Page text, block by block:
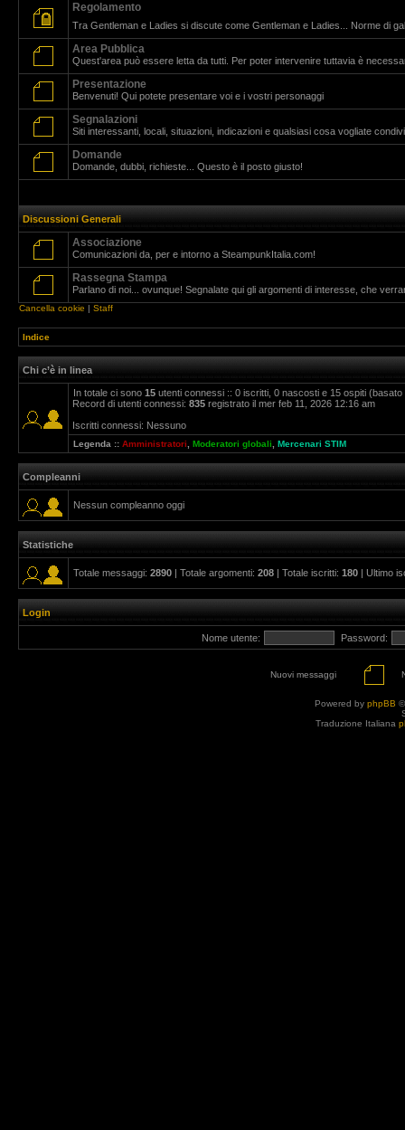
Regolamento
Tra Gentleman e Ladies si discute come Gentleman e Ladies... Norme di
Area Pubblica
Quest'area può essere letta da tutti. Per poter intervenire tuttavia è
Presentazione
Benvenuti! Qui potete presentare voi e i vostri personaggi
Segnalazioni
Siti interessanti, locali, situazioni, indicazioni e qualsiasi cosa vogliate
Domande
Domande, dubbi, richieste... Questo è il posto giusto!
Discussioni Generali
Associazione
Comunicazioni da, per e intorno a SteampunkItalia.com!
Rassegna Stampa
Parlano di noi... ovunque! Segnalate qui gli argomenti di interesse, che
Cancella cookie | Staff
Indice
Chi c’è in linea
In totale ci sono 15 utenti connessi :: 0 iscritti, 0 nascosti e 15 ospiti (basato
Record di utenti connessi: 835 registrato il mer feb 11, 2026 12:16 am
Iscritti connessi: Nessuno
Legenda :: Amministratori Moderatori globali Mercenari STIM
Compleanni
Nessun compleanno oggi
Statistiche
Totale messaggi: 2890 | Totale argomenti: 208 | Totale iscritti: 180 | Ultimo
Login
Nome utente: Password:
Nuovi messaggi
Powered by phpBB
Traduzione Italiana